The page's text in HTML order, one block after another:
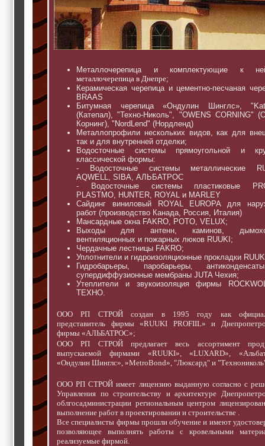
Металлочерепица и комплектующие к
металлочерепица в Днепре;
Керамическая черепица и цементно-песчаная
BRAAS
Битумная черепица «Ондулин Шинглс»,
(Катепал), "Техно-Николь", "OWENS CORNING"
Корнинг), "NordLend" (Нордленд)
Металлопрофили нескольких видов, как для
так и для внутренней отделки;
Водосточные системы прямоугольной и
классической формы:
- Водосточные системы металлические
AQWELL, SIBA, АЛЬБАТРОС
- Водосточные системы пластиковые
PLASTMO, HUNTER, ROYAL и MARLEY
Сайдинг виниловый ROYAL EUROPA для
работ (производство Канада, Россия, Италия)
Мансардные окна FAKRO, POTO, VELUX;
Выходы для антенн, каминов,
вентиляционных и пожарных люков RUUKI;
Чердачные лестницы FAKRO;
Уплотнители и гидроизоляционные прокладки
Гидробарьеры, паробарьеры,
супердиффузионные мембраны JUTA Чехия;
Утеплители и звукоизоляция фирмы
ТЕХНО.
ООО РП СТРОЙ создан в 1995 году как
представитель фирмы «RUUKI PROFIIL» и
фирмы «АЛЬБАТРОС»;
ООО РП СТРОЙ предлагает весь ассортимент
выпускаемой фирмами «RUUKI», «LUXARD»,
«Ондулин Шинглс», »MetroBond», "Люксард" и
ООО РП СТРОЙ имеет лицензию выданную согласно с
Управления по строительству и архитектуре
облгосадминистрации региональным центром
выполнение работ в проектировании и строительстве .
Все специалисты фирмы прошли обучение и имеют
позволяющее выполнять работы с кровельными
реализуемые фирмой.